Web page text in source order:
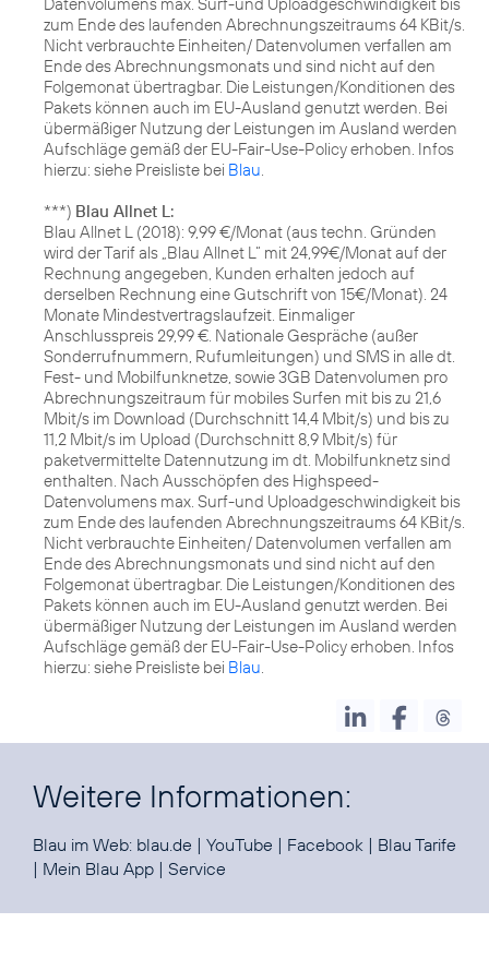
zum Ende des laufenden Abrechnungszeitraums 64 KBit/s.
Nicht verbrauchte Einheiten/ Datenvolumen verfallen am
Ende des Abrechnungsmonats und sind nicht auf den
Folgemonat übertragbar. Die Leistungen/Konditionen des
Pakets können auch im EU-Ausland genutzt werden. Bei
übermäßiger Nutzung der Leistungen im Ausland werden
Aufschläge gemäß der EU-Fair-Use-Policy erhoben. Infos
hierzu: siehe Preisliste bei Blau.
***) Blau Allnet L:
Blau Allnet L (2018): 9,99 €/Monat (aus techn. Gründen
wird der Tarif als „Blau Allnet L“ mit 24,99€/Monat auf der
Rechnung angegeben, Kunden erhalten jedoch auf
derselben Rechnung eine Gutschrift von 15€/Monat). 24
Monate Mindestvertragslaufzeit. Einmaliger
Anschlusspreis 29,99 €. Nationale Gespräche (außer
Sonderrufnummern, Rufumleitungen) und SMS in alle dt.
Fest- und Mobilfunknetze, sowie 3GB Datenvolumen pro
Abrechnungszeitraum für mobiles Surfen mit bis zu 21,6
Mbit/s im Download (Durchschnitt 14,4 Mbit/s) und bis zu
11,2 Mbit/s im Upload (Durchschnitt 8,9 Mbit/s) für
paketvermittelte Datennutzung im dt. Mobilfunknetz sind
enthalten. Nach Ausschöpfen des Highspeed-
Datenvolumens max. Surf-und Uploadgeschwindigkeit bis
zum Ende des laufenden Abrechnungszeitraums 64 KBit/s.
Nicht verbrauchte Einheiten/ Datenvolumen verfallen am
Ende des Abrechnungsmonats und sind nicht auf den
Folgemonat übertragbar. Die Leistungen/Konditionen des
Pakets können auch im EU-Ausland genutzt werden. Bei
übermäßiger Nutzung der Leistungen im Ausland werden
Aufschläge gemäß der EU-Fair-Use-Policy erhoben. Infos
hierzu: siehe Preisliste bei Blau.
Weitere Informationen:
Blau im Web: blau.de | YouTube | Facebook | Blau Tarife
| Mein Blau App | Service